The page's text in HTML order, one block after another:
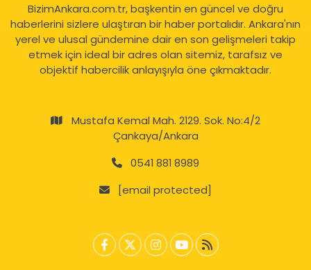
BizimAnkara.com.tr, başkentin en güncel ve doğru
haberlerini sizlere ulaştıran bir haber portalıdır. Ankara'nın
yerel ve ulusal gündemine dair en son gelişmeleri takip
etmek için ideal bir adres olan sitemiz, tarafsız ve
objektif habercilik anlayışıyla öne çıkmaktadır.
Mustafa Kemal Mah. 2129. Sok. No:4/2
Çankaya/Ankara
0541 881 8989
[email protected]